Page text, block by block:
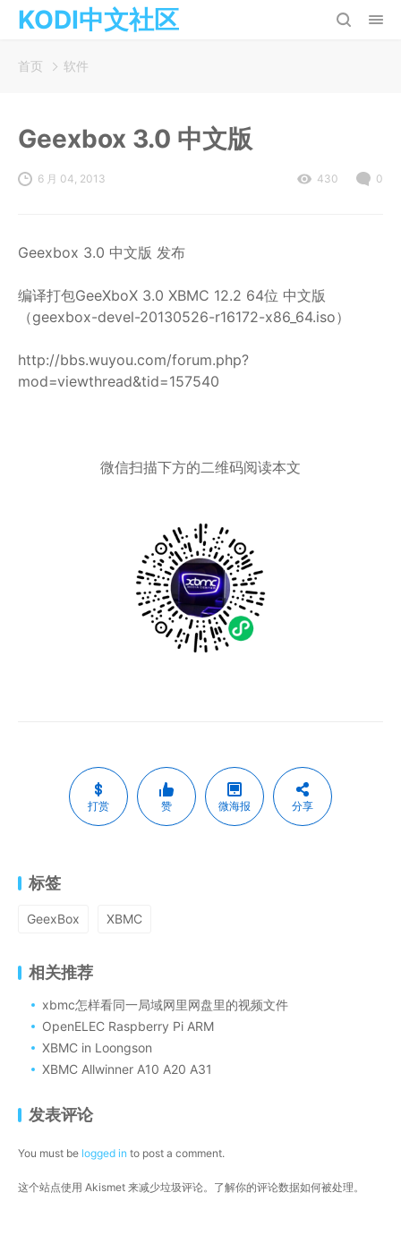
KODI中文社区
首页 软件
Geexbox 3.0 中文版
6 月 04, 2013 430 0
Geexbox 3.0 中文版 发布
编译打包GeeXboX 3.0 XBMC 12.2 64位 中文版
（geexbox-devel-20130526-r16172-x86_64.iso）
http://bbs.wuyou.com/forum.php?
mod=viewthread&tid=157540
微信扫描下方的二维码阅读本文
打赏 赞 微海报 分享
标签
GeexBox XBMC
相关推荐
xbmc怎样看同一局域网里网盘里的视频文件
OpenELEC Raspberry Pi ARM
XBMC in Loongson
XBMC Allwinner A10 A20 A31
发表评论
You must be logged in to post a comment.
这个站点使用 Akismet 来减少垃圾评论。 了解你的评论数据如何被处理。